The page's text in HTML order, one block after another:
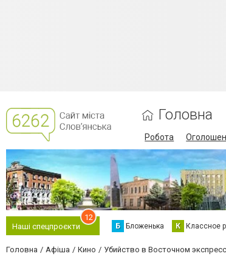
Головна
Робота
Наші спецпроєкти
12
Б Бложенька К Классное
Головна Афіша Кино Убийство в Восточном